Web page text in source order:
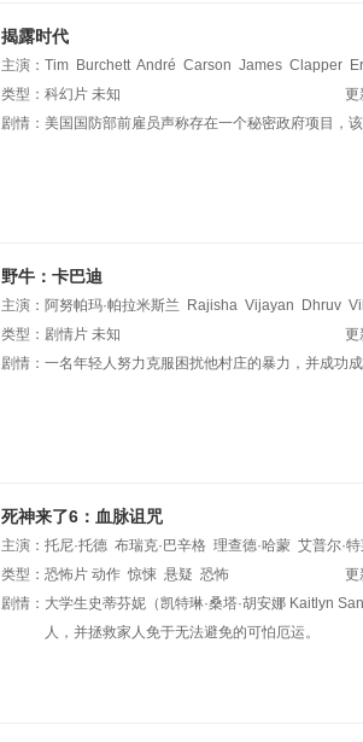
揭露时代
主演： Tim Burchett André Carson James Clapper
Luna
Chris Mellon
类型： 科幻片 未知
更
剧情： 美国国防部前雇员声称存在一个秘密政府项目，
野牛：卡巴迪
主演： 阿努帕玛·帕拉米斯兰 Rajisha Vijayan Dhruv
类型： 剧情片 未知
更
剧情： 一名年轻人努力克服困扰他村庄的暴力，并成功
死神来了6：血脉诅咒
主演： 托尼·托德 布瑞克·巴辛格 理查德·哈蒙 艾普尔·
埃尔·罗斯 欧文·帕特里克·乔伊纳 Yvette
艾
Brandon Jayden Oniah
类型： 恐怖片 动作 惊悚 悬疑 恐怖
更
剧情： 大学生史蒂芬妮（凯特琳·桑塔·胡安娜 Kaitlyn
人，并拯救家人免于无法避免的可怕厄运。